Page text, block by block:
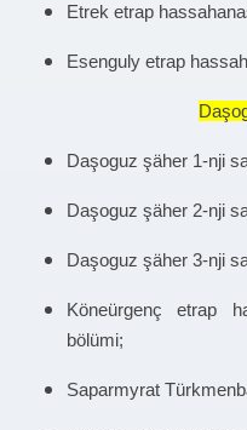
Etrek etrap
Esenguly etrap
Daşoguz şäher 1-nji
Daşoguz şäher 2-nji
Daşoguz şäher 3-nji
Köneürgenç etrap
bölümi;
Saparmyrat